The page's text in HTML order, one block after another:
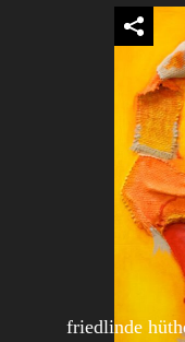
friedlinde